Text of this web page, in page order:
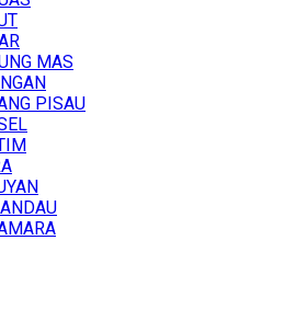
MAS
PISAU